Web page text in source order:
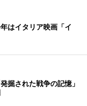
はイタリア映画「イ
掘された戦争の記憶」